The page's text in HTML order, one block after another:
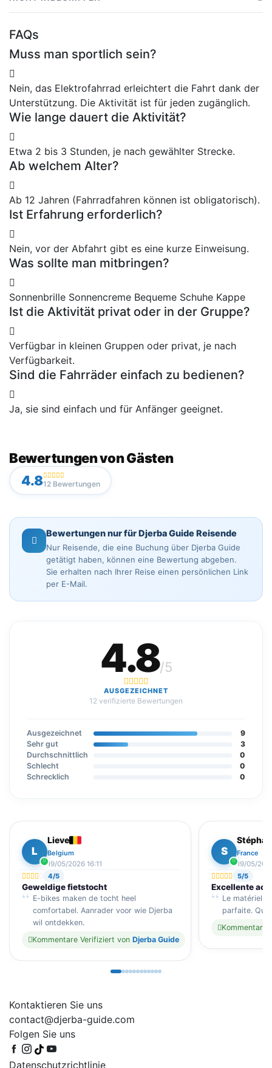
Schutzhelm
Begleitender Guide
Einweisung vor der Abfahrt
FAQs
Muss man sportlich sein?
Nein, das Elektrofahrrad erleichtert die Fahrt dank der
Unterstützung. Die Aktivität ist für jeden zugänglich.
Wie lange dauert die Aktivität?
Etwa 2 bis 3 Stunden, je nach gewählter Strecke.
Ab welchem Alter?
Ab 12 Jahren (Fahrradfahren können ist obligatorisch).
Ist Erfahrung erforderlich?
Nein, vor der Abfahrt gibt es eine kurze Einweisung.
Was sollte man mitbringen?
Sonnenbrille Sonnencreme Bequeme Schuhe Kappe
Ist die Aktivität privat oder in der Gruppe?
Verfügbar in kleinen Gruppen oder privat, je nach
Verfügbarkeit.
Sind die Fahrräder einfach zu bedienen?
Ja, sie sind einfach und für Anfänger geeignet.
Bewertungen von Gästen
4.812 Bewertungen
Bewertungen nur für Djerba Guide Reisende
Nur Reisende, die eine Buchung über Djerba Guide
getätigt haben, können eine Bewertung abgeben.
Sie erhalten nach Ihrer Reise einen persönlichen Link
per E-Mail.
4.8/5
AUSGEZEICHNET
12 verifizierte Bewertungen
Ausgezeichnet
9
Sehr gut
3
Durchschnittlich
0
Schlecht
0
Schrecklich
0
L
Lieve
Belgium
19/05/2026 16:11
4/5
Geweldige fietstocht
E-bikes maken de tocht heel
comfortabel. Aanrader voor wie Djerba
wil ontdekken.
Kommentare Verifiziert von Djerba Guide
S
France
19/05/
5/5
Excellente
Le matériel
parfaite. Que
Kommentare
Kontaktieren Sie uns
contact@djerba-guide.com
Folgen Sie uns
Datenschutzrichtlinie